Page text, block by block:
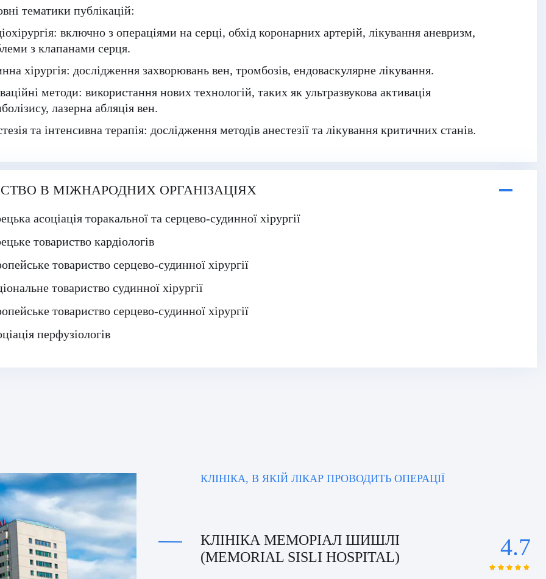
тематики публікацій:
включно з операціями на серці, обхід коронарних артерій, лікування аневризм,
з клапанами серця.
хірургія: дослідження захворювань вен, тромбозів, ендоваскулярне лікування.
методи: використання нових технологій, таких як ультразвукова активація
лазерна абляція вен.
та інтенсивна терапія: дослідження методів анестезії та лікування критичних станів.
В МІЖНАРОДНИХ ОРГАНІЗАЦІЯХ
асоціація торакальної та серцево-судинної хірургії
товариство кардіологів
товариство серцево-судинної хірургії
товариство судинної хірургії
товариство серцево-судинної хірургії
перфузіологів
КЛІНІКА, В ЯКІЙ ЛІКАР ПРОВОДИТЬ ОПЕРАЦІЇ
КЛІНІКА МЕМОРІАЛ ШИШЛІ
(MEMORIAL SISLI HOSPITAL)
4.7